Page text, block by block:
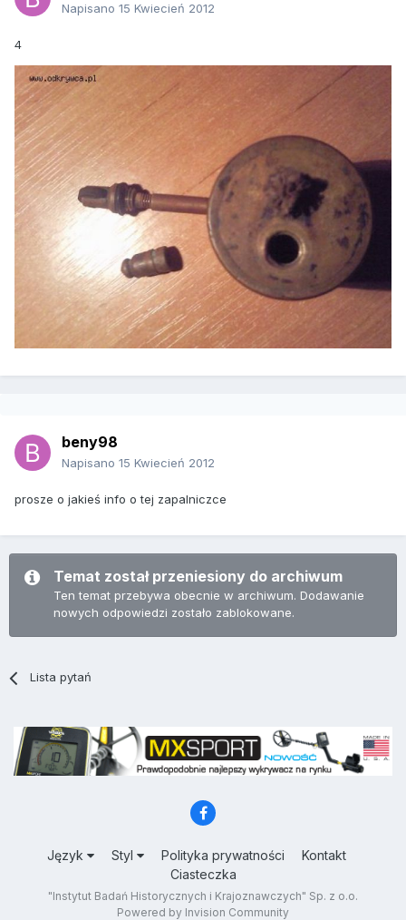
Napisano 15 Kwiecień 2012
4
beny98
Napisano 15 Kwiecień 2012
prosze o jakieś info o tej zapalniczce
Temat został przeniesiony do archiwum
Ten temat przebywa obecnie w archiwum. Dodawanie
nowych odpowiedzi zostało zablokowane.
Lista pytań
Język Styl Polityka prywatności
Kontakt
Ciasteczka
"Instytut Badań Historycznych i Krajoznawczych" Sp. z o.o.
Powered by Invision Community